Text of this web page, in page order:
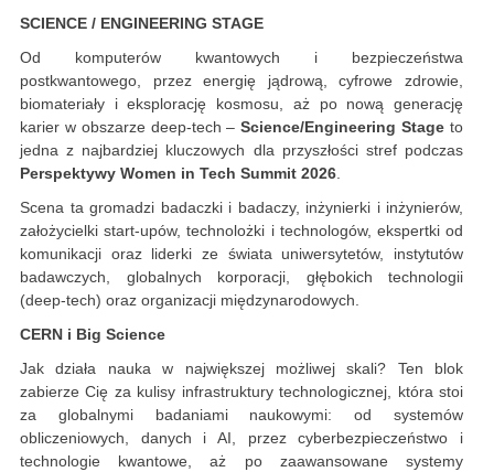
SCIENCE / ENGINEERING STAGE
Od komputerów kwantowych i bezpieczeństwa
postkwantowego, przez energię jądrową, cyfrowe zdrowie,
biomateriały i eksplorację kosmosu, aż po nową generację
karier w obszarze deep-tech –Science/Engineering Stage to
jedna z najbardziej kluczowych dla przyszłości stref podczas
Perspektywy Women in Tech Summit 2026.
Scena ta gromadzi badaczki i badaczy, inżynierki i inżynierów,
założycielki start-upów, technolożki i technologów, ekspertki od
komunikacji oraz liderki ze świata uniwersytetów, instytutów
badawczych, globalnych korporacji, głębokich technologii
(deep-tech) oraz organizacji międzynarodowych.
CERN i Big Science
Jak działa nauka w największej możliwej skali? Ten blok
zabierze Cię za kulisy infrastruktury technologicznej, która stoi
za globalnymi badaniami naukowymi: od systemów
obliczeniowych, danych i AI, przez cyberbezpieczeństwo i
technologie kwantowe, aż po zaawansowane systemy